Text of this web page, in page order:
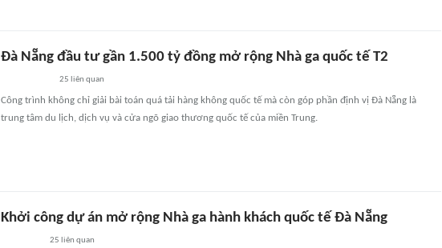
Đà Nẵng đầu tư gần 1.500 tỷ đồng mở rộng Nhà ga quốc tế T2
25 liên quan
Công trình không chỉ giải bài toán quá tải hàng không quốc tế mà còn góp phần định vị Đà Nẵng là
trung tâm du lịch, dịch vụ và cửa ngõ giao thương quốc tế của miền Trung.
Khởi công dự án mở rộng Nhà ga hành khách quốc tế Đà Nẵng
25 liên quan